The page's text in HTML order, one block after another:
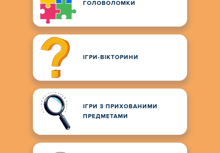
ГОЛОВОЛОМКИ
ІГРИ-ВІКТОРИНИ
ІГРИ З ПРИХОВАНИМИ
ПРЕДМЕТАМИ